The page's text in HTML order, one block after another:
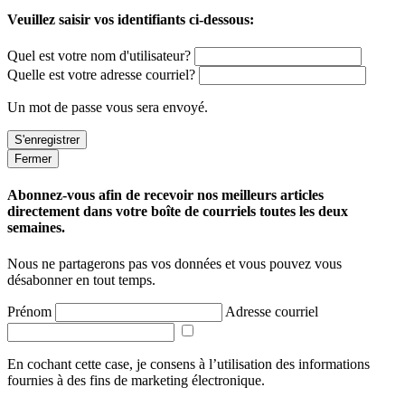
Veuillez saisir vos identifiants ci-dessous:
Quel est votre nom d'utilisateur?
Quelle est votre adresse courriel?
Un mot de passe vous sera envoyé.
Fermer
Abonnez-vous afin de recevoir nos meilleurs articles
directement dans votre boîte de courriels toutes les deux
semaines.
Nous ne partagerons pas vos données et vous pouvez vous
désabonner en tout temps.
Prénom Adresse courriel
En cochant cette case, je consens à l’utilisation des informations
fournies à des fins de marketing électronique.